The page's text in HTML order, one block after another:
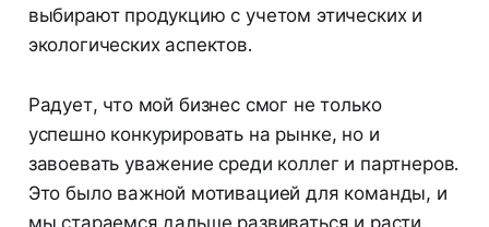
выбирают продукцию с учетом этических и
экологических аспектов.
Радует, что мой бизнес смог не только
успешно конкурировать на рынке, но и
завоевать уважение среди коллег и партнеров.
Это было важной мотивацией для команды, и
мы стараемся дальше развиваться и расти.